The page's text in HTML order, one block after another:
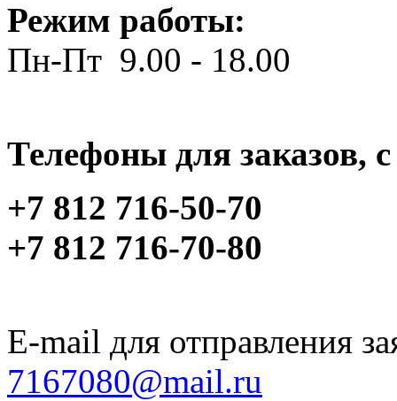
Режим работы:
Пн-Пт 9.00 - 18.00
Телефоны для заказов,
+7 812 716-50-70
+7 812 716-70-80
E-mail для отправления
7167080@mail.ru